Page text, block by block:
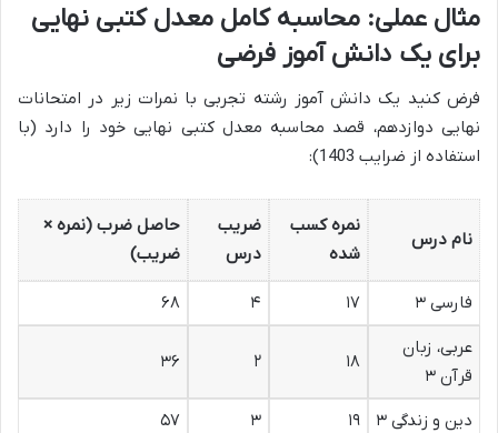
مثال عملی: محاسبه کامل معدل کتبی نهایی
برای یک دانش آموز فرضی
فرض کنید یک دانش آموز رشته تجربی با نمرات زیر در امتحانات
نهایی دوازدهم، قصد محاسبه معدل کتبی نهایی خود را دارد (با
استفاده از ضرایب 1403):
نام درس
نمره کسب
شده
ضریب
درس
حاصل ضرب (نمره ×
ضریب)
فارسی ۳ ۱۷ ۴
۶۸
عربی، زبان
قرآن ۳
۱۸ ۲ ۳۶
دین و زندگی ۳ ۱۹ ۳
۵۷